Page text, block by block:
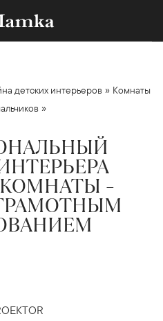
детских интерьеров » Комнаты
»
–